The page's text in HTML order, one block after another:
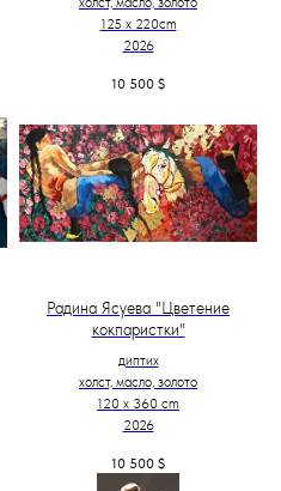
125 х 220cm
2026
10 500 $
Радина Ясуева "Цветение
кокпаристки"
диптих
холст, масло, золото
120 х 360 cm
2026
10 500 $